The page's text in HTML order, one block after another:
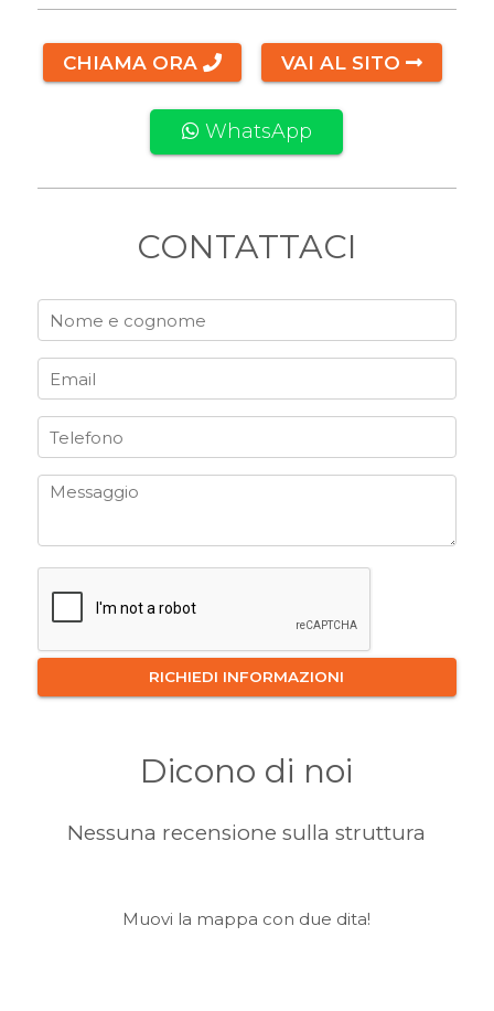
CHIAMA ORA VAI AL SITO
WhatsApp
CONTATTACI
Dicono di noi
Nessuna recensione sulla struttura
Muovi la mappa con due dita!